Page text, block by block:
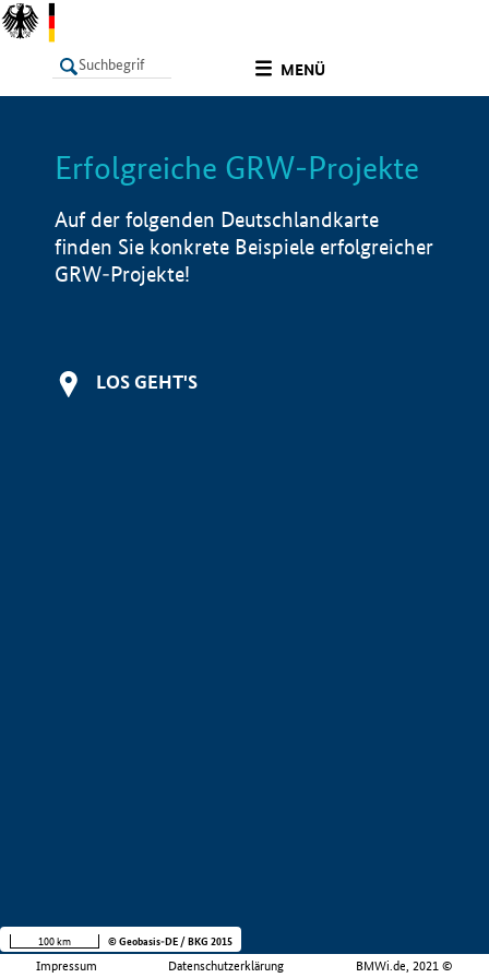
MENÜ
LISTE Info
Erfolgreiche GRW-Projekte
Auf der folgenden Deutschlandkarte
finden Sie konkrete Beispiele erfolgreicher
GRW-Projekte!
LOS GEHT'S
Impressum Datenschutzerklärung BMWi.de, 2021 ©
100 km © Geobasis-DE / BKG 2015